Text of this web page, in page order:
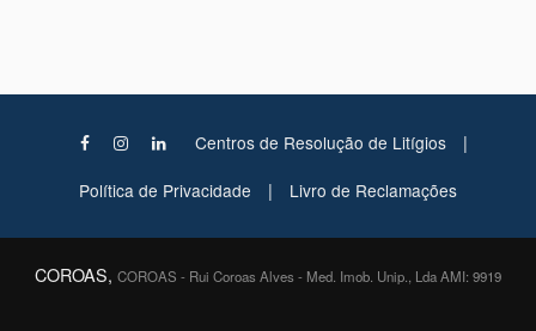
Centros de Resolução de Litígios |
Política de Privacidade | Livro de Reclamações
COROAS, COROAS - Rui Coroas Alves - Med. Imob. Unip., Lda AMI: 9919